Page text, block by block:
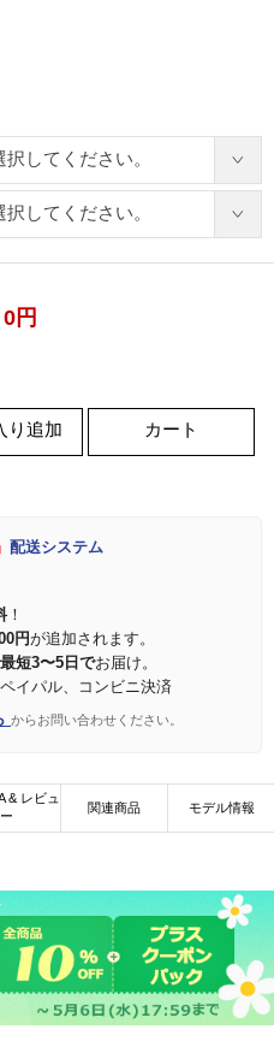
0 円
り追加 カート
配送システム
！
円が追加されます。
短3〜5日でお届け。
イパル、コンビニ決済
からお問い合わせください。
& レビュ
ー
関連商品 モデル情報